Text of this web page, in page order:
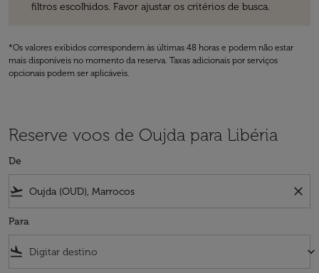
filtros escolhidos. Favor ajustar os critérios de busca.
*Os valores exibidos correspondem às últimas 48 horas e podem não estar
mais disponíveis no momento da reserva. Taxas adicionais por serviços
opcionais podem ser aplicáveis.
Reserve voos de Oujda para Libéria
De
flight_takeoff close
Para
flight_land keyboard_arrow_down